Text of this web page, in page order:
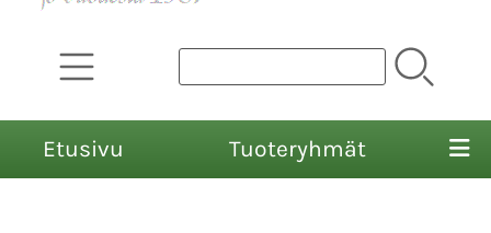
Etusivu Tuoteryhmät